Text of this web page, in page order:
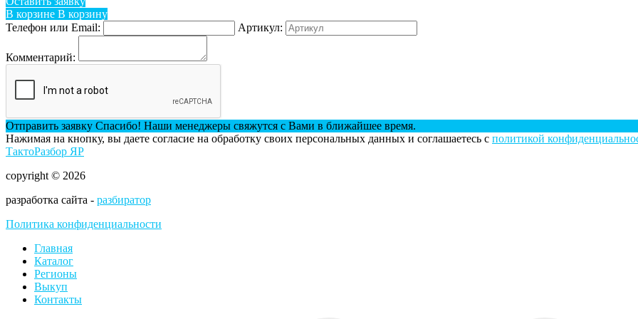
В корзине В корзину
Телефон или Email:
Артикул:
Комментарий:
Отправить заявку Спасибо! Наши менеджеры свяжутся с Вами в ближайшее время.
Нажимая на кнопку, вы даете согласие на обработку своих персональных данных и соглашаетесь с политикой
ТактоРазбор ЯР
copyright © 2026
разработка сайта - разбиратор
Политика конфиденциальности
Главная
Каталог
Регионы
Выкуп
Контакты